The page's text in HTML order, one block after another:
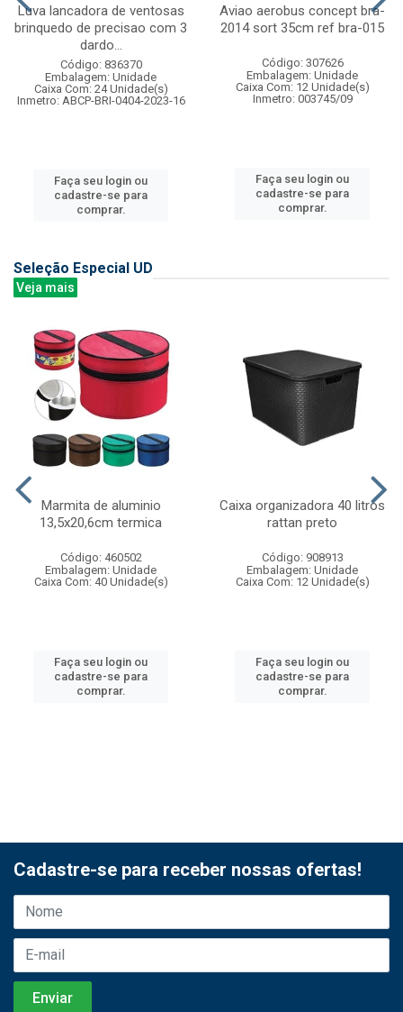
Luva lancadora de ventosas
brinquedo de precisao com 3
dardo...
Código: 836370
Embalagem: Unidade
Caixa Com: 24 Unidade(s)
Inmetro: ABCP-BRI-0404-2023-16
Faça seu login ou
cadastre-se para
comprar.
Aviao aerobus concept bra-
2014 sort 35cm ref bra-015
Código: 307626
Embalagem: Unidade
Caixa Com: 12 Unidade(s)
Inmetro: 003745/09
Faça seu login ou
cadastre-se para
comprar.
Seleção Especial UD
Veja mais
Marmita de aluminio
13,5x20,6cm termica
Código: 460502
Embalagem: Unidade
Caixa Com: 40 Unidade(s)
Faça seu login ou
cadastre-se para
comprar.
Caixa organizadora 40 litros
rattan preto
Código: 908913
Embalagem: Unidade
Caixa Com: 12 Unidade(s)
Faça seu login ou
cadastre-se para
comprar.
Cadastre-se para receber nossas ofertas!